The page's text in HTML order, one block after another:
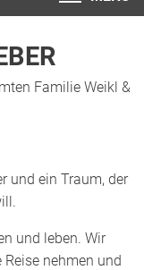
Familie Weikl &
und ein Traum, der
und leben. Wir
nehmen und